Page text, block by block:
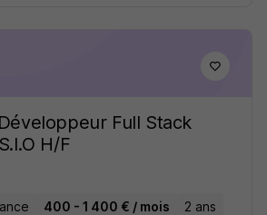
Full Stack
H/F
400 - 1 400 € / mois 2 ans